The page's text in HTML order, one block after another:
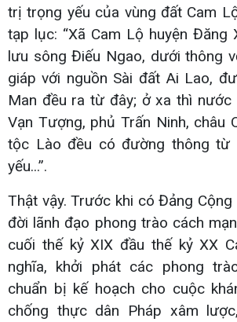
trị trọng yếu của vùng đất Cam
tạp lục: “Xã Cam Lộ huyện Đăng
lưu sông Điếu Ngao, dưới thông
giáp với nguồn Sài đất Ai Lao,
Man đều ra từ đây; ở xa thì nước
Vạn Tượng, phủ Trấn Ninh, châu
tộc Lào đều có đường thông từ
yếu...”.
Thật vậy. Trước khi có Đảng
đời lãnh đạo phong trào cách
cuối thế kỷ XIX đầu thế kỷ XX
nghĩa, khởi phát các phong
chuẩn bị kế hoạch cho cuộc
chống thực dân Pháp xâm